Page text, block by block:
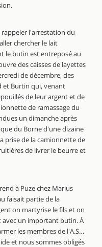
rappeler l'arrestation du
chercher le lait
le butin est entreposé au
des caisses de layettes
de décembre, des
et Burtin qui, venant
de leur argent et de
de ramassage du
un dimanche après
du Borne d'une dizaine
prise de la camionnette de
de livrer le beurre et
à Puze chez Marius
faisait partie de la
on martyrise le fils et on
avec un important butin. À
les membres de l'A.S…
et nous sommes obligés